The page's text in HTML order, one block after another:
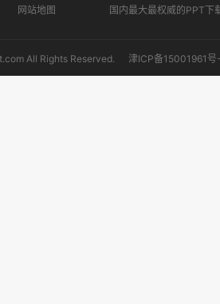
网站地图
国内最大最权威的PPT下
All Rights Reserved. 津ICP备15001961号